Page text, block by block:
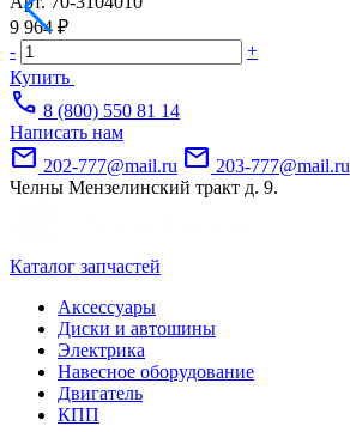
9 964 ₽
-
+
Купить
call 8 (800) 550 81 14
Написать нам
mail 202-777@mail.ru mail 203-777@mail.ru
Челны Мензелинский тракт д. 9.
Каталог запчастей
Аксессуары
Диски и автошины
Электрика
Навесное оборудование
Двигатель
КПП